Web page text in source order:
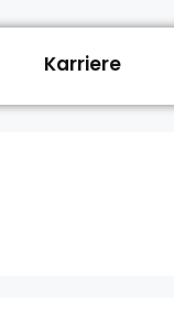
Karriere